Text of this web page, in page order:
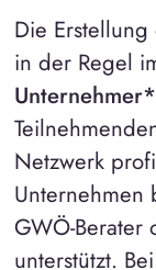
Die
in der Regel
Netzwerk
Unternehmen
GWÖ-Berater
unterstützt.